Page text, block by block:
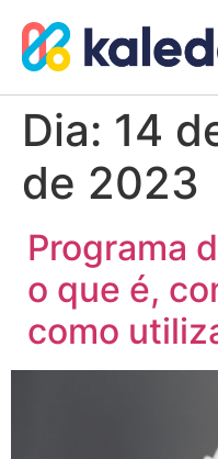
Dia: 14
de 2023
Programa
o que é,
como